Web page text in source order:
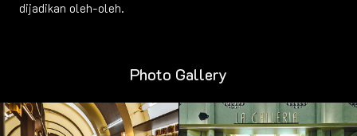
dijadikan oleh-oleh.
Photo Gallery